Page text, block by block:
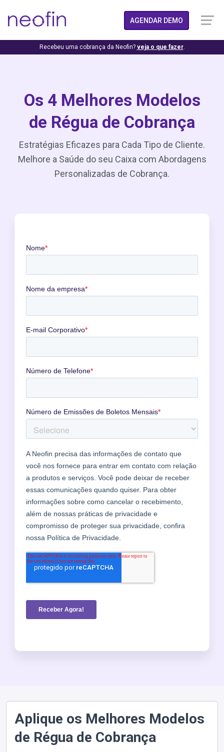
AGENDAR DEMO
Recebeu uma cobrança da Neofin? veja o que fazer.
Os 4 Melhores Modelos
de Régua de Cobrança
Estratégias Eficazes para Cada Tipo de Cliente.
Melhore a Saúde do seu Caixa com Abordagens
Personalizadas de Cobrança.
Aplique os Melhores Modelos
de Régua de Cobrança